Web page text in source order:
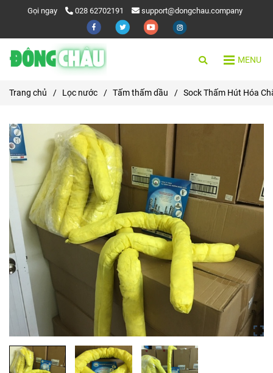
Gọi ngay 028 62702191 support@dongchau.company
MENU
Trang chủ / Lọc nước / Tấm thấm dầu / Sock Thấm Hút Hóa